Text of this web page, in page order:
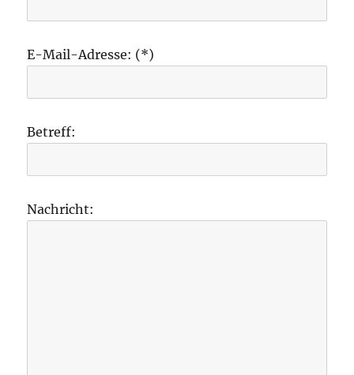
E-Mail-Adresse: (*)
Betreff:
Nachricht: